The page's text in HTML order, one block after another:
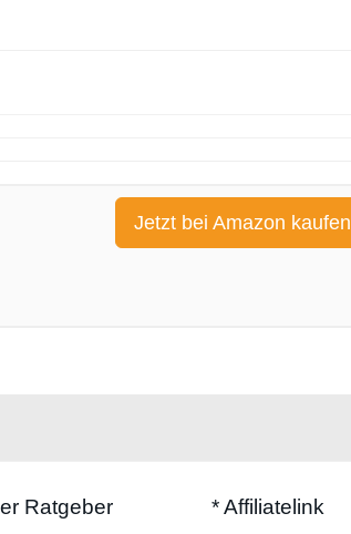
Jetzt bei Amazon kaufen
Ratgeber * Affiliatelink